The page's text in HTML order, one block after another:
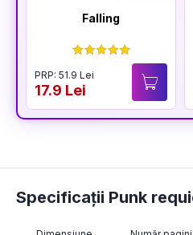
Falling
PRP: 51.9 Lei
17.9 Lei
Specificații Punk